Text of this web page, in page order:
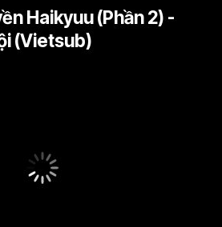
Haikyuu (Phần 2) -
(Vietsub)